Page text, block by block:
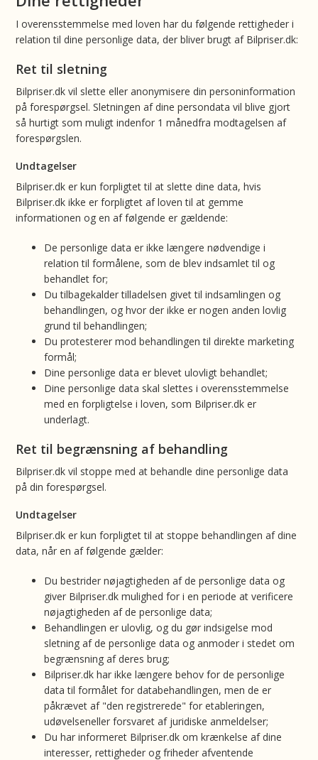
I overensstemmelse med loven har du følgende rettigheder i
relation til dine personlige data, der bliver brugt af Bilpriser.dk:
Ret til sletning
Bilpriser.dk vil slette eller anonymisere din personinformation
på forespørgsel. Sletningen af dine persondata vil blive gjort
så hurtigt som muligt indenfor 1 månedfra modtagelsen af
forespørgslen.
Undtagelser
Bilpriser.dk er kun forpligtet til at slette dine data, hvis
Bilpriser.dk ikke er forpligtet af loven til at gemme
informationen og en af følgende er gældende:
De personlige data er ikke længere nødvendige i
relation til formålene, som de blev indsamlet til og
behandlet for;
Du tilbagekalder tilladelsen givet til indsamlingen og
behandlingen, og hvor der ikke er nogen anden lovlig
grund til behandlingen;
Du protesterer mod behandlingen til direkte marketing
formål;
Dine personlige data er blevet ulovligt behandlet;
Dine personlige data skal slettes i overensstemmelse
med en forpligtelse i loven, som Bilpriser.dk er
underlagt.
Ret til begrænsning af behandling
Bilpriser.dk vil stoppe med at behandle dine personlige data
på din forespørgsel.
Undtagelser
Bilpriser.dk er kun forpligtet til at stoppe behandlingen af dine
data, når en af følgende gælder:
Du bestrider nøjagtigheden af de personlige data og
giver Bilpriser.dk mulighed for i en periode at verificere
nøjagtigheden af de personlige data;
Behandlingen er ulovlig, og du gør indsigelse mod
sletning af de personlige data og anmoder i stedet om
begrænsning af deres brug;
Bilpriser.dk har ikke længere behov for de personlige
data til formålet for databehandlingen, men de er
påkrævet af "den registrerede" for etableringen,
udøvelseneller forsvaret af juridiske anmeldelser;
Du har informeret Bilpriser.dk om krænkelse af dine
interesser, rettigheder og friheder afventende